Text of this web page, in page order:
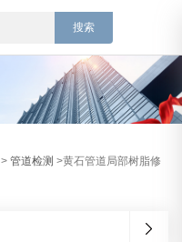
>管道检测 >黄石管道局部树脂修